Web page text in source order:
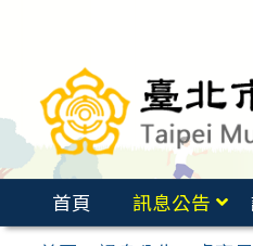
要
容
首頁 訊息公告